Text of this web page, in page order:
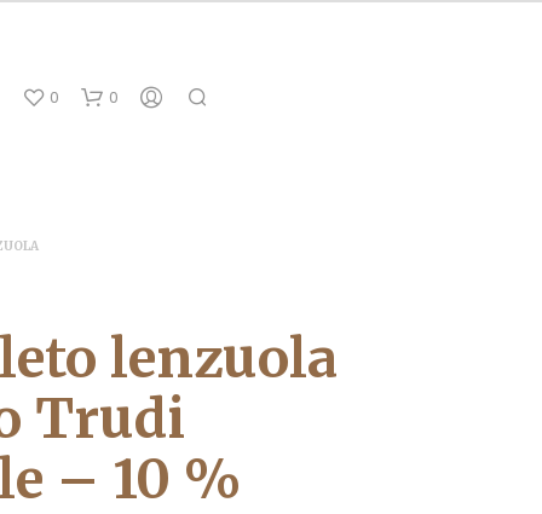
0 0
lenzuola
Trudi
– 10 %